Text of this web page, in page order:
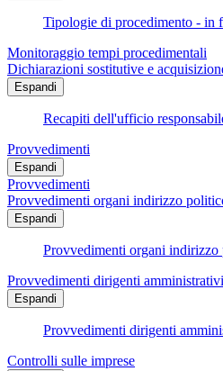
Tipologie di procedimento - in
Monitoraggio tempi procedimentali
Dichiarazioni sostitutive e
Espandi
Recapiti dell'ufficio
Provvedimenti
Espandi
Provvedimenti
Provvedimenti organi indirizzo
Espandi
Provvedimenti organi indirizzo
Provvedimenti dirigenti amministrativi
Espandi
Provvedimenti dirigenti
Controlli sulle imprese